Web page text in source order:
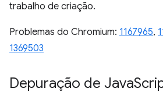
trabalho de criação.
Problemas do Chromium: 1167965,
1369503
Depuração de Java